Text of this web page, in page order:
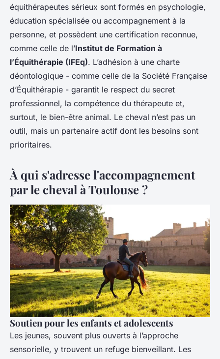
équithérapeutes sérieux sont formés en psychologie,
éducation spécialisée ou accompagnement à la
personne, et possèdent une certification reconnue,
comme celle de l’Institut de Formation à
l’Équithérapie (IFEq). L’adhésion à une charte
déontologique - comme celle de la Société Française
d’Équithérapie - garantit le respect du secret
professionnel, la compétence du thérapeute et,
surtout, le bien-être animal. Le cheval n’est pas un
outil, mais un partenaire actif dont les besoins sont
prioritaires.
À qui s'adresse l'accompagnement
par le cheval à Toulouse ?
Soutien pour les enfants et adolescents
Les jeunes, souvent plus ouverts à l’approche
sensorielle, y trouvent un refuge bienveillant. Les